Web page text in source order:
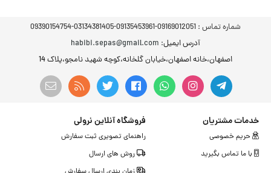
شماره تماس : 09169012051-09135453961-03134381405-09390154754
آدرس ایمیل: habibi.sepas@gmail.com
اصفهان،خانه اصفهان،خیابان گلخانه،کوچه شهید نامجو،پلاک 14
خدمات مشتریان
حریم خصوصی
با ما تماس بگیرید
فروشگاه آنلاین نرولی
راهنمای تصویری ثبت سفارش
روش های ارسال